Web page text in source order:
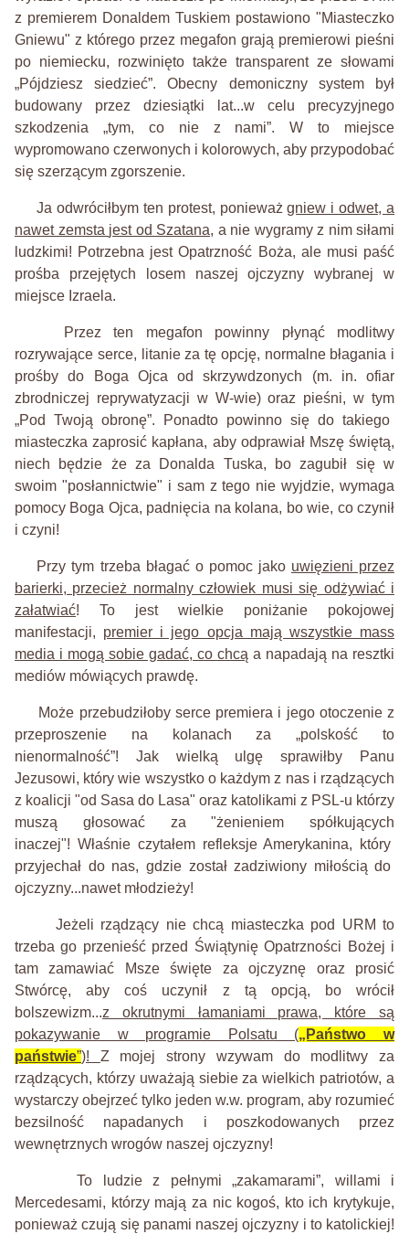
z premierem Donaldem Tuskiem postawiono "Miasteczko
Gniewu" z którego przez megafon grają premierowi pieśni
po niemiecku, rozwinięto także transparent ze słowami
„Pójdziesz siedzieć”. Obecny demoniczny system był
budowany przez dziesiątki lat...w celu precyzyjnego
szkodzenia „tym, co nie z nami”. W to miejsce
wypromowano czerwonych i kolorowych, aby przypodobać
się szerzącym zgorszenie.
Ja odwróciłbym ten protest, ponieważ gniew i odwet, a
nawet zemsta jest od Szatana, a nie wygramy z nim siłami
ludzkimi! Potrzebna jest Opatrzność Boża, ale musi paść
prośba przejętych losem naszej ojczyzny wybranej w
miejsce Izraela.
Przez ten megafon powinny płynąć modlitwy
rozrywające serce, litanieza tę opcję, normalne błagania i
prośby do Boga Ojca odskrzywdzonych (m. in. ofiar
zbrodniczej reprywatyzacji w W-wie)oraz pieśni, w tym
„Pod Twoją obronę”. Ponadto powinno się do takiego
miasteczka zaprosić kapłana, aby odprawiał Mszę świętą,
niech będzie że za Donalda Tuska, bo zagubił się w
swoim "posłannictwie" i sam z tego nie wyjdzie, wymaga
pomocy Boga Ojca, padnięcia na kolana, bo wie, co czynił
i czyni!
Przy tym trzeba błagać o pomoc jako uwięzieni przez
barierki, przecież normalny człowiek musi się odżywiać i
załatwiać! To jest wielkie poniżanie pokojowej
manifestacji, premier i jego opcja mają wszystkie mass
media i mogą sobie gadać, co chcą a napadają na resztki
mediów mówiących prawdę.
Może przebudziłoby serce premiera i jego otoczenie z
przeproszenie na kolanach za„polskość to
nienormalność”! Jak wielką ulgę sprawiłby Panu
Jezusowi, którywie wszystko o każdym z nas i rządzących
z koalicji "od Sasa do Lasa" oraz katolikami z PSL-u którzy
muszą głosować za "żenieniem spółkujących
inaczej"! Właśnie czytałem refleksjeAmerykanina, który
przyjechał do nas, gdzie został zadziwiony miłością do
ojczyzny...nawet młodzieży!
Jeżeli rządzący nie chcą miasteczka pod URM to
trzebago przenieść przed ŚwiątynięOpatrzności Bożej i
tam zamawiać
Msześwięte za ojczyznę oraz prosić
Stwórcę, aby coś uczynił z tą opcją, bo wrócił
bolszewizm...z okrutnymi łamaniami prawa, które są
pokazywanie w programie Polsatu („Państwo w
państwie”)! Z mojej strony wzywam do modlitwy za
rządzących, którzy uważają siebie za wielkich patriotów, a
wystarczy obejrzeć tylko jeden w.w. program, aby rozumieć
bezsilność napadanych i poszkodowanych przez
wewnętrznych wrogów naszej ojczyzny!
To ludzie z pełnymi „zakamarami”, willami i
Mercedesami, którzy mają za nic kogoś, kto ich krytykuje,
ponieważ czują się panami naszej ojczyzny i to katolickiej!